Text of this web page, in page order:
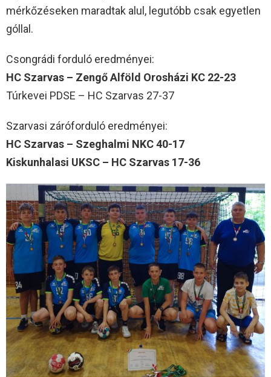
mérkőzéseken maradtak alul, legutóbb csak egyetlen
góllal.
Csongrádi forduló eredményei:
HC Szarvas – Zengő Alföld Orosházi KC 22-23
Túrkevei PDSE – HC Szarvas 27-37
Szarvasi záróforduló eredményei:
HC Szarvas – Szeghalmi NKC 40-17
Kiskunhalasi UKSC – HC Szarvas 17-36